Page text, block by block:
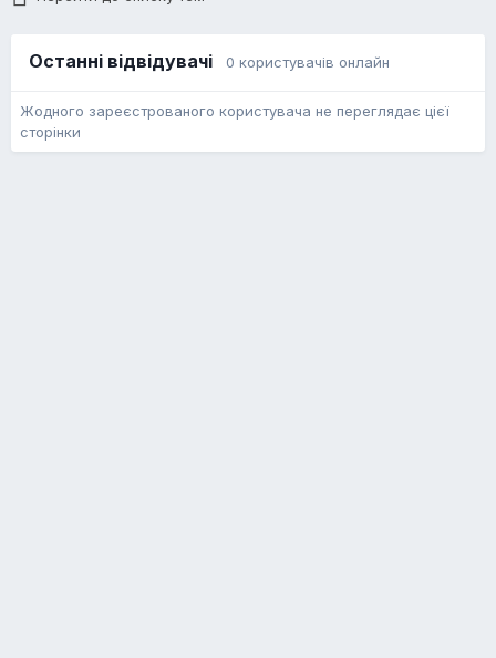
Останні відвідувачі 0 користувачів онлайн
Жодного зареєстрованого користувача не переглядає цієї
сторінки